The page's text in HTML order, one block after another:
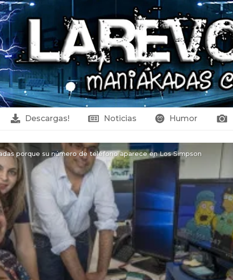
Descargas! Noticias Humor
porque su número de teléfono aparece en Los Simpson